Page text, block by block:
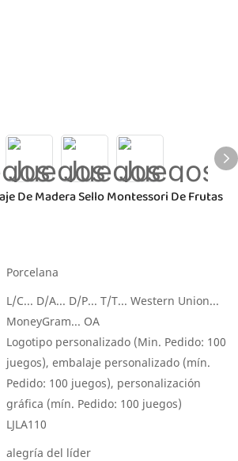
De Madera Sello Montessori De Frutas
Porcelana
L/C... D/A... D/P... T/T... Western Union...
MoneyGram... OA
Logotipo personalizado (Min. Pedido: 100
juegos), embalaje personalizado (mín.
Pedido: 100 juegos), personalización
gráfica (mín. Pedido: 100 juegos)
LJLA110
alegría del líder